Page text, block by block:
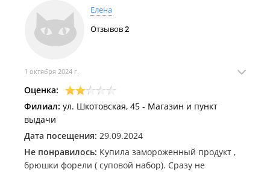
взяла рыбку красную с овощами, блинчики и
жульен. Я люблю готовить, не подумайте, но очень
иногда удобно на быструю руку с моим загруженном
графиком, просто поставить в духовку и вкусно
ужасный жесткий лук. Я уж не знаю что с луком,
либо партия не очень, либо как-то не так стали его
обрабатывать, но похож просто на солому. Примите
меры.
Продукция здесь вся действительно свежая.
Большой ассортимент и постоянно пополняется.
Елена
Отзывов2
1 октября 2024 г.
Оценка:
Филиал: ул. Шкотовская, 45 - Магазин и пункт
выдачи
Дата посещения: 29.09.2024
Не понравилось: Купила замороженный продукт ,
брюшки форели ( суповой набор). Сразу не